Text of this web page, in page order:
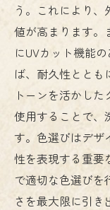
う。これにより
値が高まります。
にUVカット機能
ば、耐久性ととも
トーンを活かし
使用することで、
す。色選びはデザ
性を表現する重要
で適切な色選びを
さを最大限に引き